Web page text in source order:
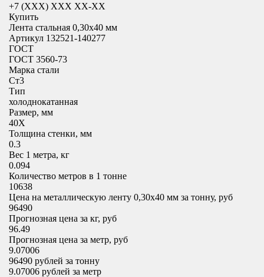
+7 (XXX) ХХХ ХХ-ХХ
Купить
Лента стальная 0,30х40 мм
Артикул 132521-140277
ГОСТ
ГОСТ 3560-73
Марка стали
Ст3
Тип
холоднокатанная
Размер, мм
40X
Толщина стенки, мм
0.3
Вес 1 метра, кг
0.094
Количество метров в 1 тонне
10638
Цена на металлическую ленту 0,30х40 мм за тонну, руб
96490
Прогнозная цена за кг, руб
96.49
Прогнозная цена за метр, руб
9.07006
96490 рублей за тонну
9.07006 рублей за метр